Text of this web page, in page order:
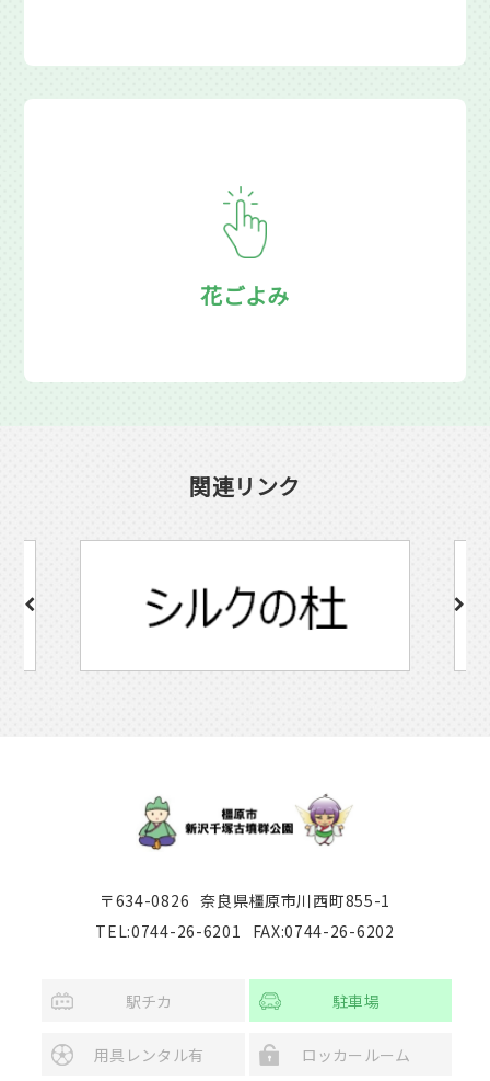
花ごよみ
関連リンク
〒634-0826 奈良県橿原市川西町855-1
TEL:0744-26-6201
FAX:0744-26-6202
駅チカ 駐車場
用具レンタル有 ロッカールーム